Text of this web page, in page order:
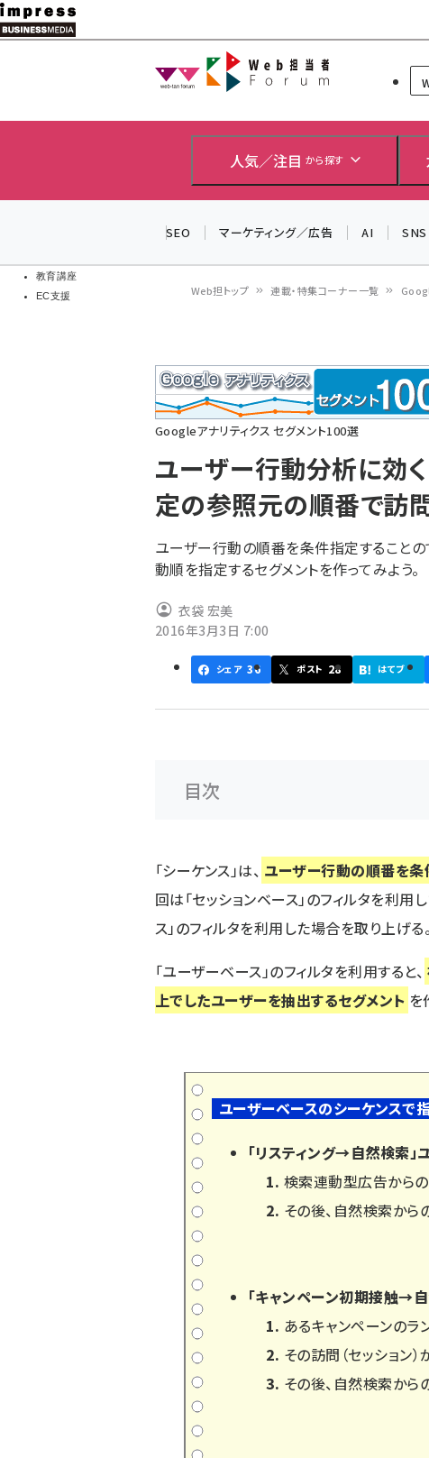
メ
イ
教育講座
EC支援
Web担当者
人気／注目 から探す
SEO マーケティング／広告 AI SNS
ン
く
ず
Web担トップ 連載・特集コーナー一覧
Googleアナリティクス セグメント100選
ユーザー行動分析に効く
定の参照元の順番で訪
ユーザー行動の順番を条件指定することの
動順を指定するセグメントを作ってみよう。
衣袋 宏美
2016年3月3日 7:00
シェア 36 ポスト 28 はてブ
目次
「シーケンス」は、 ユーザー行動の順番を条
回は「セッションベース」のフィルタを利
ス」のフィルタを利用した場合を取り上げる。
「ユーザーベース」のフィルタを利用すると、
上でしたユーザーを抽出するセグメント を
ユーザーベースのシーケンスで
「リスティング→自然検索」
検索連動型広告からの
その後、自然検索から
「キャンペーン初期接触→
あるキャンペーンのラ
その訪問（セッション
その後、自然検索か